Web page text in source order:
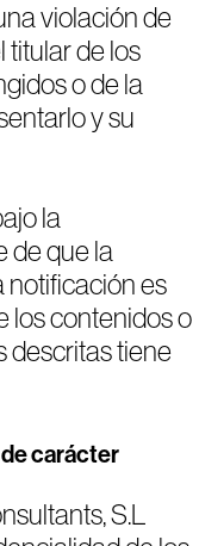
violación de
titular de los
o de la
y su
la
de que la
notificación es
los contenidos o
descritas tiene
carácter
S.L